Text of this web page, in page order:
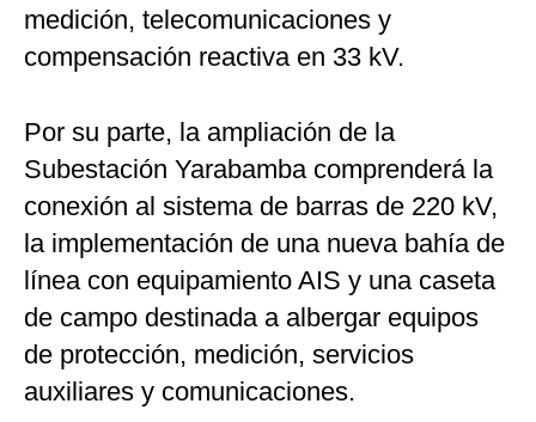
medición, telecomunicaciones y
compensación reactiva en 33 kV.
Por su parte, la ampliación de la
Subestación Yarabamba comprenderá la
conexión al sistema de barras de 220 kV,
la implementación de una nueva bahía de
línea con equipamiento AIS y una caseta
de campo destinada a albergar equipos
de protección, medición, servicios
auxiliares y comunicaciones.